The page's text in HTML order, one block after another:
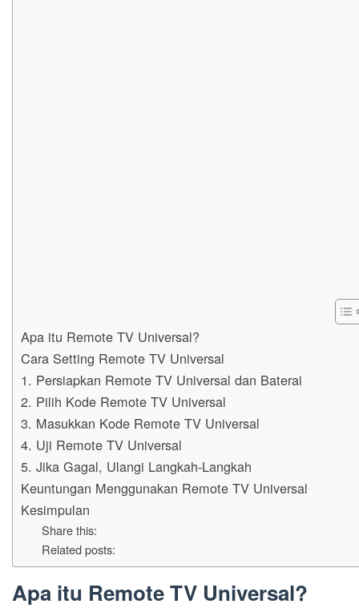
Apa itu Remote TV Universal?
Cara Setting Remote TV Universal
1. Persiapkan Remote TV Universal dan Baterai
2. Pilih Kode Remote TV Universal
3. Masukkan Kode Remote TV Universal
4. Uji Remote TV Universal
5. Jika Gagal, Ulangi Langkah-Langkah
Keuntungan Menggunakan Remote TV Universal
Kesimpulan
Share this:
Related posts:
Apa itu Remote TV Universal?